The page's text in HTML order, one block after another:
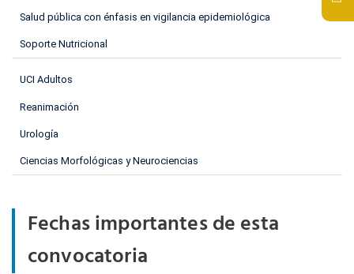
Salud pública con énfasis en vigilancia epidemiológica
Soporte Nutricional
UCI Adultos
Reanimación
Urología
Ciencias Morfológicas y Neurociencias
Fechas importantes de esta
convocatoria